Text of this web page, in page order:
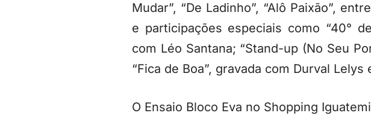
Mudar”, “De Ladinho”, “Alô Paixão”,
e participações especiais como “40°
com Léo Santana; “Stand-up (No Seu
“Fica de Boa”, gravada com Durval
O Ensaio Bloco Eva no Shopping